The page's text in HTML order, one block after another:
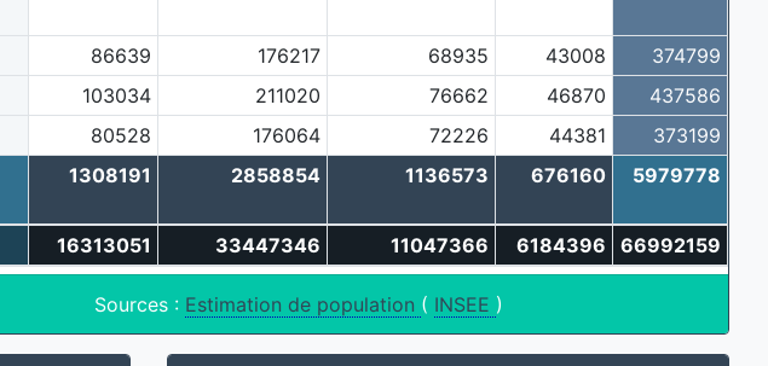
86639 176217 68935 43008
374799
103034 211020 76662 46870
437586
80528 176064 72226 44381
373199
1308191 2858854 1136573 676160 5979778
16313051 33447346 11047366 6184396 66992159
Sources : Estimation de population ( INSEE )